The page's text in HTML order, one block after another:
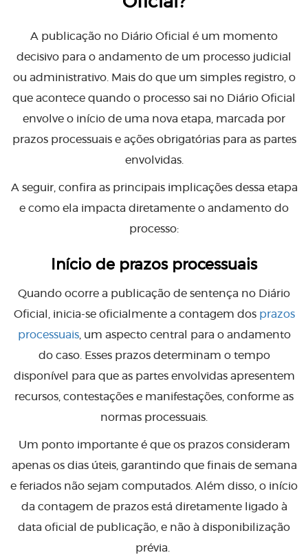
A publicação no Diário Oficial é um momento
decisivo para o andamento de um processo judicial
ou administrativo. Mais do que um simples registro, o
que acontece quando o processo sai no Diário Oficial
envolve o início de uma nova etapa, marcada por
prazos processuais e ações obrigatórias para as partes
envolvidas.
A seguir, confira as principais implicações dessa etapa
e como ela impacta diretamente o andamento do
processo:
Início de prazos processuais
Quando ocorre a publicação de sentença no Diário
Oficial, inicia-se oficialmente a contagem dos prazos
processuais, um aspecto central para o andamento
do caso. Esses prazos determinam o tempo
disponível para que as partes envolvidas apresentem
recursos, contestações e manifestações, conforme as
normas processuais.
Um ponto importante é que os prazos consideram
apenas os dias úteis, garantindo que finais de semana
e feriados não sejam computados. Além disso, o início
da contagem de prazos está diretamente ligado à
data oficial de publicação, e não à disponibilização
prévia.